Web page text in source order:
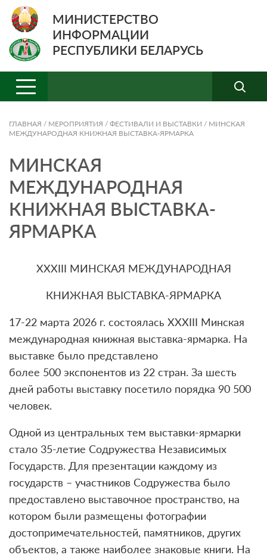
МИНИСТЕРСТВО
ИНФОРМАЦИИ
РЕСПУБЛИКИ БЕЛАРУСЬ
ГЛАВНАЯ / МЕРОПРИЯТИЯ / ФЕСТИВАЛИ И ВЫСТАВКИ / МИНСКАЯ
МЕЖДУНАРОДНАЯ КНИЖНАЯ ВЫСТАВКА-ЯРМАРКА
МИНСКАЯ
МЕЖДУНАРОДНАЯ
КНИЖНАЯ ВЫСТАВКА-
ЯРМАРКА
XХХIII МИНСКАЯ МЕЖДУНАРОДНАЯ
КНИЖНАЯ ВЫСТАВКА-ЯРМАРКА
17-22 марта 2026 г. состоялась XXХIII Минская
международная книжная выставка-ярмарка. На
выставке было представлено
более 500 экспонентов из 22 стран. За шесть
дней работы выставку посетило порядка 90 500
человек.
Одной из центральных тем выставки-ярмарки
стало 35-летие Содружества Независимых
Государств. Для презентации каждому из
государств – участников Содружества было
предоставлено выставочное пространство, на
котором были размещены фотографии
достопримечательностей, памятников, других
объектов, а также наиболее знаковые книги. На